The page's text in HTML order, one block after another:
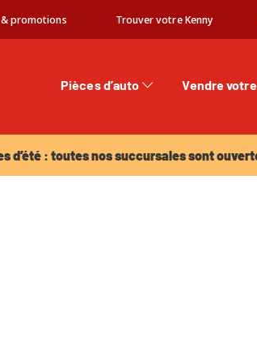
promotions Trouver votre Kenny
Pièces d’auto Vendre
d’été : toutes nos succursales sont